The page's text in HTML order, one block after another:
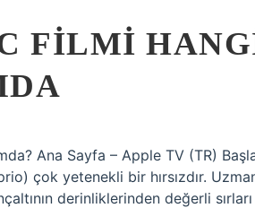
FILMI
Ana Sayfa – Apple TV (TR)
çok yetenekli bir hırsızdır.
derinliklerinden değerli